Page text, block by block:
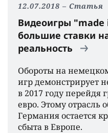
12.07.2018 Статья
Видеоигры "made
большие ставки
реальность
Обороты на
игр демонстрирует
в 2017 году перейдя
евро. Этому отрасль
Германия остается
сбыта в Европе.